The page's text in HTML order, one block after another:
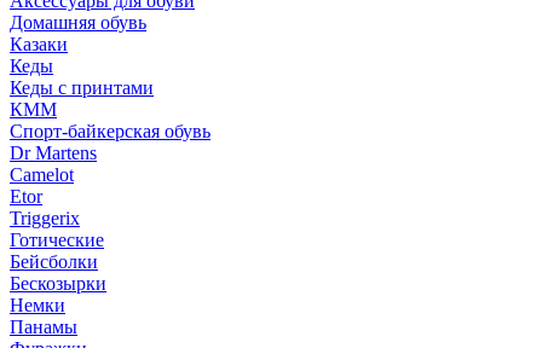
Домашняя обувь
Казаки
Кеды
Кеды с принтами
КММ
Спорт-байкерская обувь
Dr Martens
Camelot
Etor
Triggerix
Готические
Бейсболки
Бескозырки
Немки
Панамы